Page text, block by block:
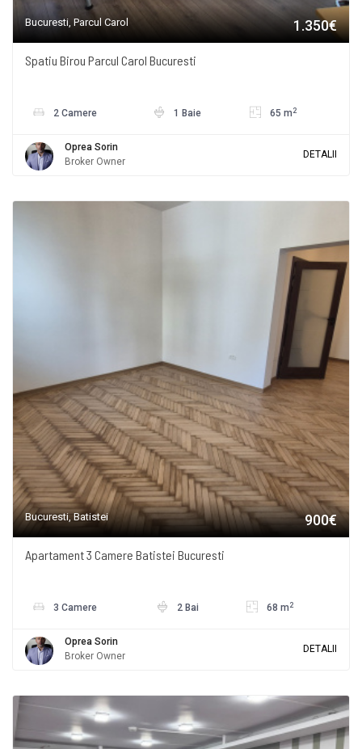
Bucuresti, Parcul Carol 1.350€
Spatiu Birou Parcul Carol Bucuresti
2 Camere 1 Baie 65 m 2
Oprea Sorin
Broker Owner
DETALII
Bucuresti, Batistei 900€
Apartament 3 Camere Batistei Bucuresti
3 Camere 2 Bai 68 m 2
Oprea Sorin
Broker Owner
DETALII